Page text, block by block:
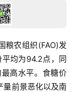
粮农组织(FAO)发
均为94.2点，同
高水平。食糖价
量前景恶化以及南